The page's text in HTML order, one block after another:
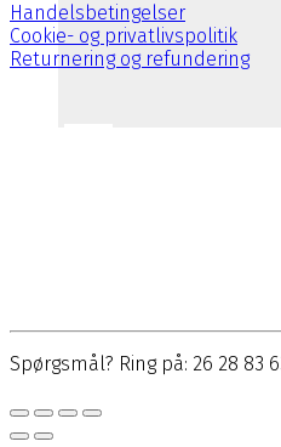
Handelsbetingelser
Cookie- og privatlivspolitik
Returnering og refundering
Spørgsmål? Ring på: 26 28 83